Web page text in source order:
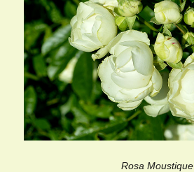
Rosa Moustique